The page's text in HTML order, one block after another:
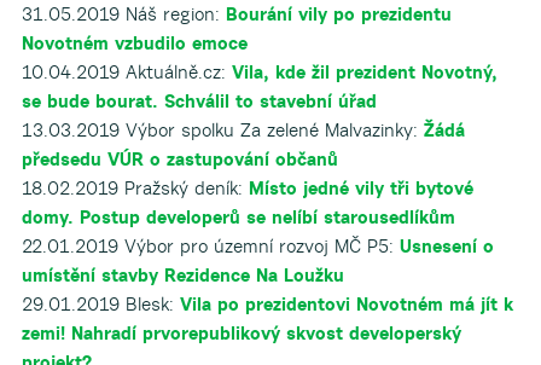
31.05.2019 Náš region: Bourání vily po prezidentu
Novotném vzbudilo emoce
10.04.2019 Aktuálně.cz: Vila, kde žil prezident Novotný,
se bude bourat. Schválil to stavební úřad
13.03.2019 Výbor spolku Za zelené Malvazinky: Žádá
předsedu VÚR o zastupování občanů
18.02.2019 Pražský deník: Místo jedné vily tři bytové
domy. Postup developerů se nelíbí starousedlíkům
22.01.2019 Výbor pro územní rozvoj MČ P5: Usnesení o
umístění stavby Rezidence Na Loužku
29.01.2019 Blesk: Vila po prezidentovi Novotném má jít k
zemi! Nahradí prvorepublikový skvost developerský